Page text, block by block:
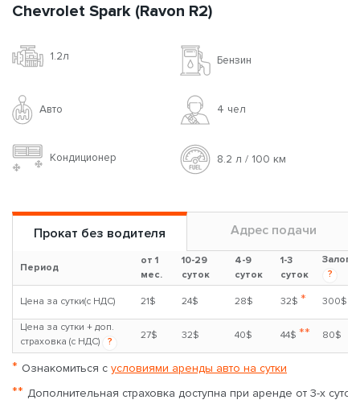
Chevrolet Spark (Ravon R2)
1.2л Бензин
Авто 4 чел
Кондиционер 8.2 л / 100 км
Прокат без водителя Адрес подачи
Период
от 1
мес.
10-29
суток
4-9
суток
1-3
суток
Залог
?
Цена за сутки(с НДС) 21$ 24$ 28$ 32$ * 300$
Цена за сутки + доп.
страховка (с НДС)
?
27$ 32$ 40$ 44$ ** 80$
* Ознакомиться с условиями аренды авто на сутки
** Дополнительная страховка доступна при аренде от 3-х суток